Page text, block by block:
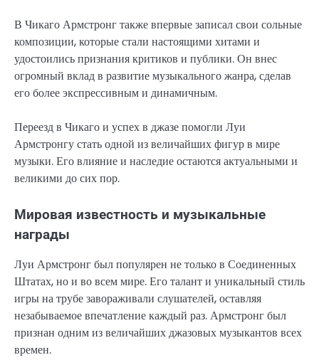
В Чикаго Армстронг также впервые записал свои сольные
композиции, которые стали настоящими хитами и
удостоились признания критиков и публики. Он внес
огромный вклад в развитие музыкального жанра, сделав
его более экспрессивным и динамичным.
Переезд в Чикаго и успех в джазе помогли Луи
Армстронгу стать одной из величайших фигур в мире
музыки. Его влияние и наследие остаются актуальными и
великими до сих пор.
Мировая известность и музыкальные
награды
Луи Армстронг был популярен не только в Соединенных
Штатах, но и во всем мире. Его талант и уникальный стиль
игры на трубе завораживали слушателей, оставляя
незабываемое впечатление каждый раз. Армстронг был
признан одним из величайших джазовых музыкантов всех
времен.